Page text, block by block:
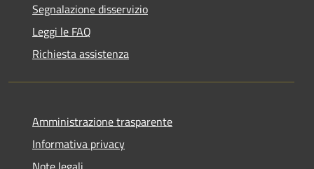
Segnalazione disservizio
Leggi le FAQ
Richiesta assistenza
Amministrazione trasparente
Informativa privacy